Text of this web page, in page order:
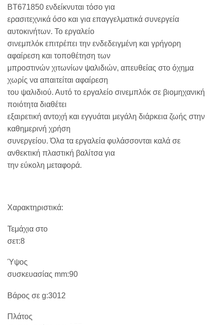
BT671850 ενδείκνυται τόσο για
ερασιτεχνικά όσο και για επαγγελματικά συνεργεία
αυτοκινήτων. Το εργαλείο
σινεμπλόκ επιτρέπει την ενδεδειγμένη και γρήγορη
αφαίρεση και τοποθέτηση των
μπροστινών χιτωνίων ψαλιδιών, απευθείας στο όχημα
χωρίς να απαιτείται αφαίρεση
του ψαλιδιού. Αυτό το εργαλείο σινεμπλόκ σε βιομηχανική
ποιότητα διαθέτει
εξαιρετική αντοχή και εγγυάται μεγάλη διάρκεια ζωής στην
καθημερινή χρήση
συνεργείου. Όλα τα εργαλεία φυλάσσονται καλά σε
ανθεκτική πλαστική βαλίτσα για
την εύκολη μεταφορά.
Χαρακτηριστικά:
Τεμάχια στο
σετ:8
Ύψος
συσκευασίας mm:90
Βάρος σε g:3012
Πλάτος